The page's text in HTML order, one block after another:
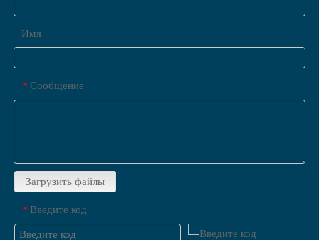
Имя
* Сообщение
Загрузить файлы
* Введите код